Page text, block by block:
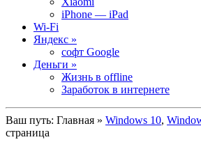
iPhone — iPad
Wi-Fi
Яндекс »
софт Google
Деньги »
Жизнь в offline
Заработок в интернете
Ваш путь: Главная » Windows 10,
страница